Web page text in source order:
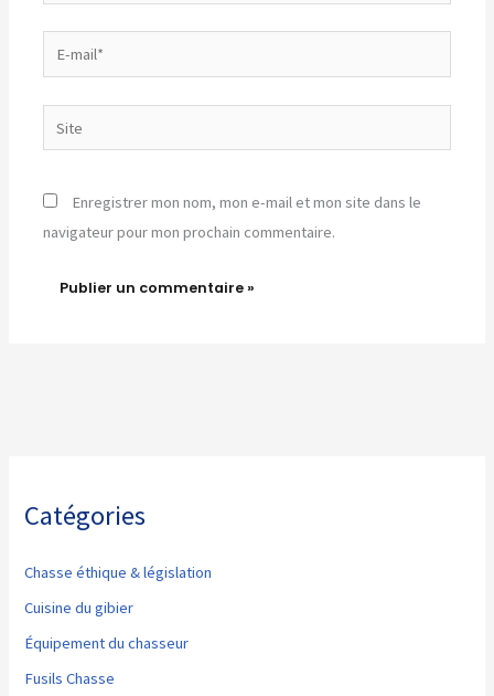
mail*
Site
Enregistrer mon nom, mon e-mail et mon site dans le
navigateur pour mon prochain commentaire.
Catégories
Chasse éthique & législation
Cuisine du gibier
Équipement du chasseur
Fusils Chasse